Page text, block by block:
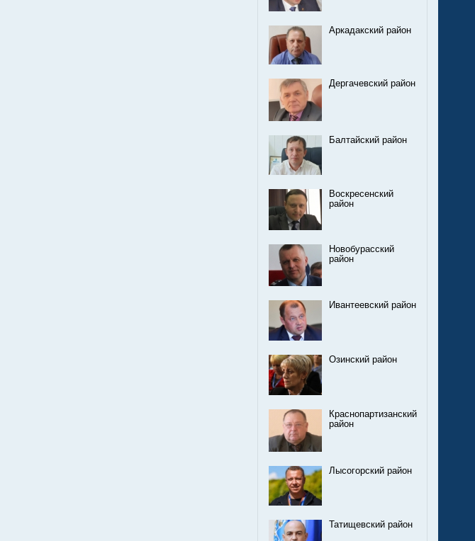
Аркадакский район
Дергачевский район
Балтайский район
Воскресенский
район
Новобурасский
район
Ивантеевский район
Озинский район
Краснопартизанский
район
Лысогорский район
Татищевский район